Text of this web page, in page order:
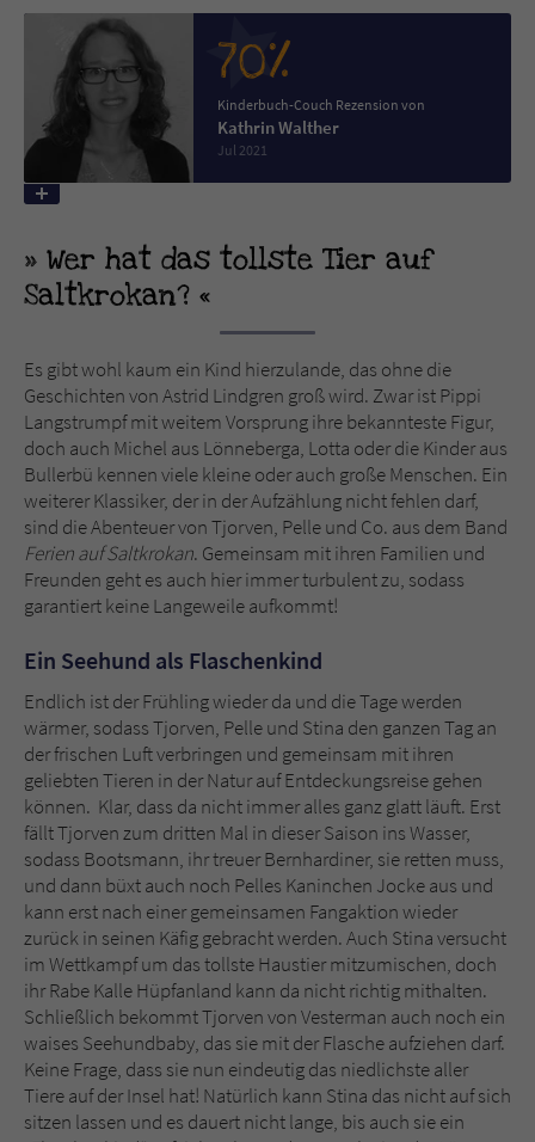
70%
Kinderbuch-Couch Rezension von
Kathrin Walther
Jul 2021
Wer hat das tollste Tier auf
Saltkrokan?
Es gibt wohl kaum ein Kind hierzulande, das ohne die
Geschichten von Astrid Lindgren groß wird. Zwar ist Pippi
Langstrumpf mit weitem Vorsprung ihre bekannteste Figur,
doch auch Michel aus Lönneberga, Lotta oder die Kinder aus
Bullerbü kennen viele kleine oder auch große Menschen. Ein
weiterer Klassiker, der in der Aufzählung nicht fehlen darf,
sind die Abenteuer von Tjorven, Pelle und Co. aus dem Band
Ferien auf Saltkrokan. Gemeinsam mit ihren Familien und
Freunden geht es auch hier immer turbulent zu, sodass
garantiert keine Langeweile aufkommt!
Ein Seehund als Flaschenkind
Endlich ist der Frühling wieder da und die Tage werden
wärmer, sodass Tjorven, Pelle und Stina den ganzen Tag an
der frischen Luft verbringen und gemeinsam mit ihren
geliebten Tieren in der Natur auf Entdeckungsreise gehen
können. Klar, dass da nicht immer alles ganz glatt läuft. Erst
fällt Tjorven zum dritten Mal in dieser Saison ins Wasser,
sodass Bootsmann, ihr treuer Bernhardiner, sie retten muss,
und dann büxt auch noch Pelles Kaninchen Jocke aus und
kann erst nach einer gemeinsamen Fangaktion wieder
zurück in seinen Käfig gebracht werden. Auch Stina versucht
im Wettkampf um das tollste Haustier mitzumischen, doch
ihr Rabe Kalle Hüpfanland kann da nicht richtig mithalten.
Schließlich bekommt Tjorven von Vesterman auch noch ein
waises Seehundbaby, das sie mit der Flasche aufziehen darf.
Keine Frage, dass sie nun eindeutig das niedlichste aller
Tiere auf der Insel hat! Natürlich kann Stina das nicht auf sich
sitzen lassen und es dauert nicht lange, bis auch sie ein
Name tx_pwcomments_ahash
Anbieter Literatur-Couch Medien GmbH & Co. KG
Laufzeit 1 Jahr
Name fe_typo_user
Laufzeit Session
Zweck
Dieses Cookie gewährleistet die
Kommunikation der Webseite mit dem
Benutzer. Es wird benötigt um z. B. den
Sicherheitscode des Kontaktformulars zu
überprüfen.